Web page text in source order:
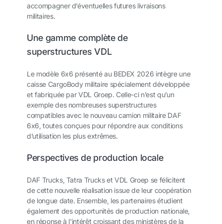
accompagner d’éventuelles futures livraisons
militaires.
Une gamme complète de
superstructures VDL
Le modèle 6x6 présenté au BEDEX 2026 intègre une
caisse CargoBody militaire spécialement développée
et fabriquée par VDL Groep. Celle-ci n’est qu’un
exemple des nombreuses superstructures
compatibles avec le nouveau camion militaire DAF
6x6, toutes conçues pour répondre aux conditions
d’utilisation les plus extrêmes.
Perspectives de production locale
DAF Trucks, Tatra Trucks et VDL Groep se félicitent
de cette nouvelle réalisation issue de leur coopération
de longue date. Ensemble, les partenaires étudient
également des opportunités de production nationale,
en réponse à l'intérêt croissant des ministères de la